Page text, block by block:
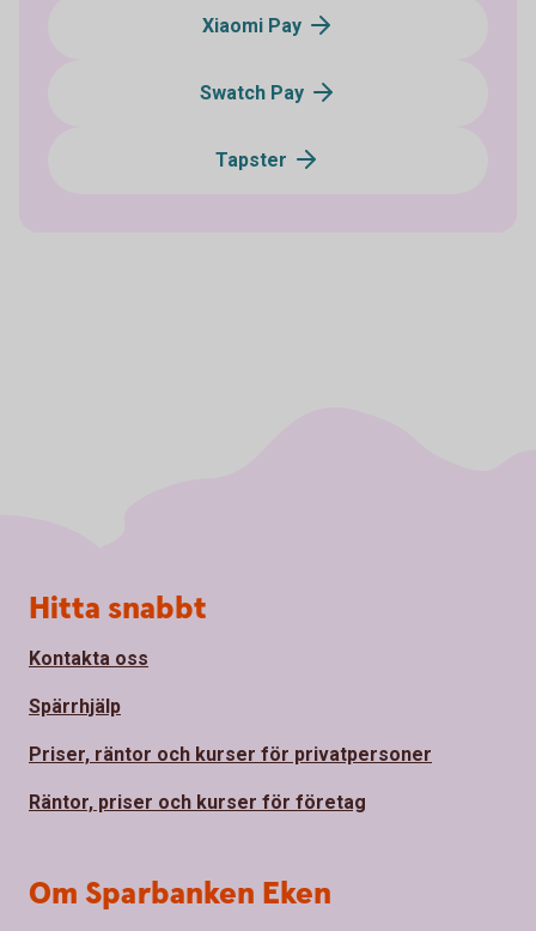
Xiaomi Pay
Swatch Pay
Tapster
Sidfot
Hitta snabbt
Kontakta oss
Spärrhjälp
Priser, räntor och kurser för privatpersoner
Räntor, priser och kurser för företag
Om Sparbanken Eken